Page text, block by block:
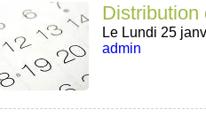
Distribution
Le Lundi 25
admin